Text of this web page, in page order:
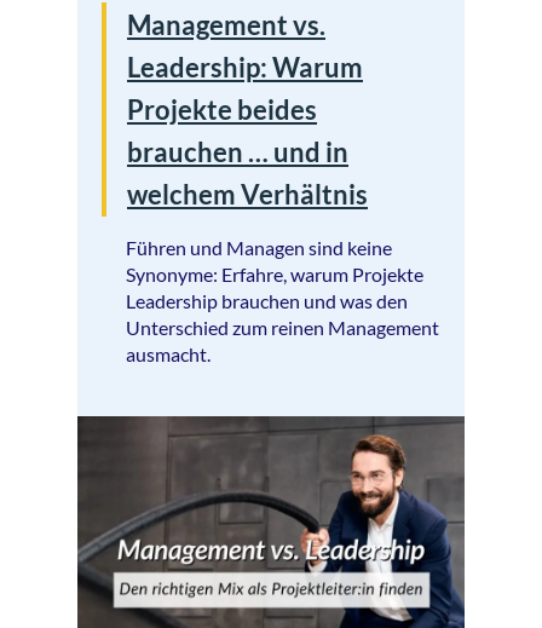
Management vs.
Leadership: Warum
Projekte beides
brauchen … und in
welchem Verhältnis
Führen und Managen sind keine
Synonyme: Erfahre, warum Projekte
Leadership brauchen und was den
Unterschied zum reinen Management
ausmacht.